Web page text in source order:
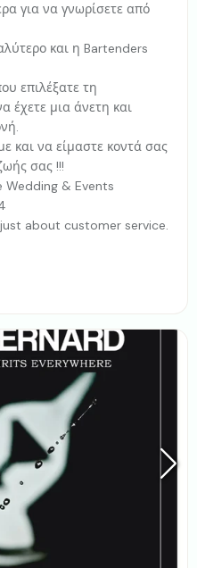
για να γνωρίσετε από
και η Bartenders
επιλέξατε τη
έχετε μια άνετη και
και να είμαστε κοντά σας
σας !!!
& Events
about customer service.